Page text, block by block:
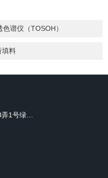
谱仪（TOSOH）
填料